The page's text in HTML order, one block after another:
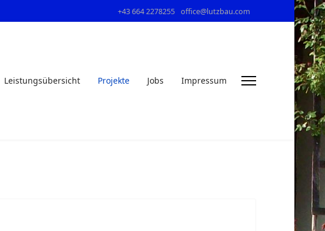
+43 664 2278255 office@lutzbau.com
Leistungsübersicht Projekte Jobs Impressum